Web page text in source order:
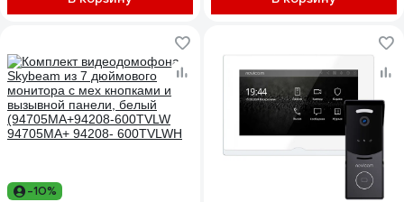
M3702 Gamma), поддержка
панель со считывателем, PoE-
Приложение Smart Life 4645
-10%